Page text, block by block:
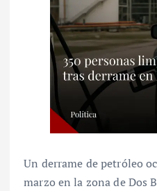
Un derrame de petróleo
marzo en la zona de Dos